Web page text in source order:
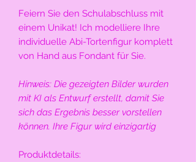
Feiern Sie den Schulabschluss mit
einem Unikat! Ich modelliere Ihre
individuelle Abi-Tortenfigur komplett
von Hand aus Fondant für Sie.
Hinweis: Die gezeigten Bilder wurden
mit KI als Entwurf erstellt, damit Sie
sich das Ergebnis besser vorstellen
können. Ihre Figur wird einzigartig
Produktdetails: